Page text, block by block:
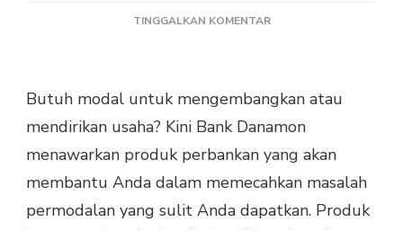
TINGGALKAN KOMENTARPADA
MIKRO
BANK
DANAMON
Butuh modal untuk mengembangkan atau
mendirikan usaha? Kini Bank Danamon
menawarkan produk perbankan yang akan
membantu Anda dalam memecahkan masalah
permodalan yang sulit Anda dapatkan. Produk